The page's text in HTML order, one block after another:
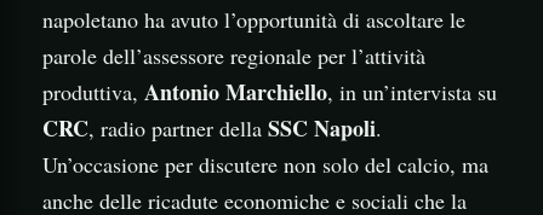
napoletano ha avuto l’opportunità di ascoltare le
parole dell’assessore regionale per l’attività
produttiva, Antonio Marchiello, in un’intervista su
CRC, radio partner della SSC Napoli.
Un’occasione per discutere non solo del calcio, ma
anche delle ricadute economiche e sociali che la